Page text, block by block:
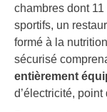
chambres dont
sportifs, un
formé à la
sécurisé
entièrement
d’électricité,